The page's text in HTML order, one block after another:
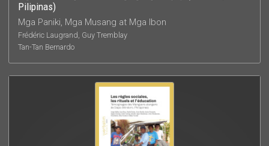
Pilipinas)
Mga Paniki, Mga Musang at Mga Ibon
Frédéric Laugrand, Guy Tremblay
Tan-Tan Bernardo